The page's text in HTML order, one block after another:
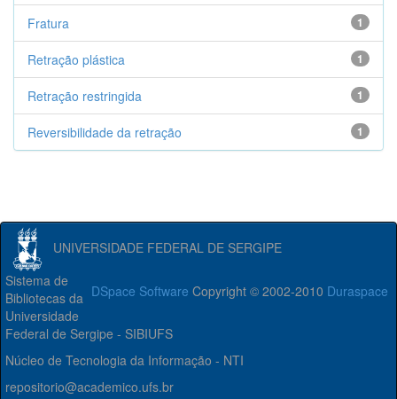
1
Fratura
1
Retração plástica
1
Retração restringida
1
Reversibilidade da retração
UNIVERSIDADE FEDERAL DE SERGIPE
DSpace Software Copyright © 2002-2010 Duraspace
Sistema de
Bibliotecas da
Universidade
Federal de Sergipe - SIBIUFS
Núcleo de Tecnologia da Informação - NTI
repositorio@academico.ufs.br